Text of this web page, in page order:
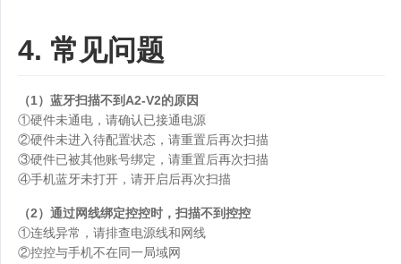
4. 常见问题
（1）蓝牙扫描不到A2-V2的原因
①硬件未通电，请确认已接通电源
②硬件未进入待配置状态，请重置后再次扫描
③硬件已被其他账号绑定，请重置后再次扫描
④手机蓝牙未打开，请开启后再次扫描
（2）通过网线绑定控控时，扫描不到控控
①连线异常，请排查电源线和网线
②控控与手机不在同一局域网